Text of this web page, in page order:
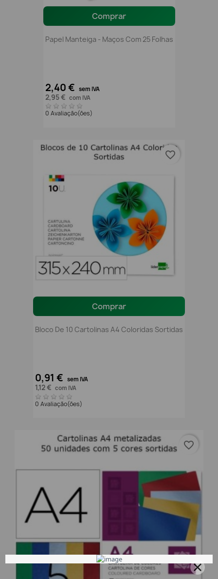
Comprar
Papel Manteiga - Maços Com 25 Folhas
2,40 € sem IVA
2,95 € com IVA
0 Avaliação(ões)
Comprar
Bloco De 10 Cartolinas A4 Coloridas Sortidas
0,91 € sem IVA
1,12 € com IVA
0 Avaliação(ões)
favorite_border
favorite_border